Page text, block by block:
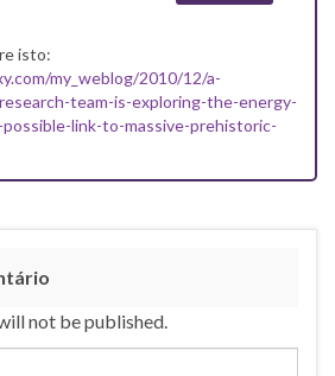
isto:
my_weblog/2010/12/a-
team-is-exploring-the-energy-
link-to-massive-prehistoric-
not be published.